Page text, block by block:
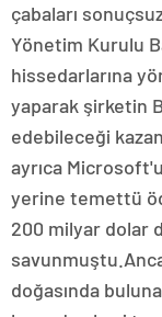
çabaları
Yönetim Kurulu
hissedarlarına
yaparak şirketin
edebileceği
ayrıca
yerine temettü
200 milyar dolar
doğasında